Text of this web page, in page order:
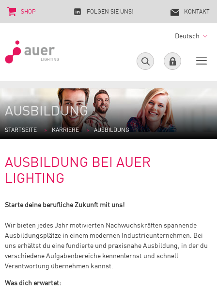
Deutsch
SHOP FOLGEN SIE UNS! KONTAKT
AUSBILDUNG
STARTSEITE KARRIERE AUSBILDUNG
AUSBILDUNG BEI AUER
LIGHTING
Starte deine berufliche Zukunft mit uns!
Wir bieten jedes Jahr motivierten Nachwuchskräften spannende
Ausbildungsplätze in einem modernen Industrieunternehmen. Bei
uns erhältst du eine fundierte und praxisnahe Ausbildung, in der du
verschiedene Aufgabenbereiche kennenlernst und schnell
Verantwortung übernehmen kannst.
Was dich erwartet: